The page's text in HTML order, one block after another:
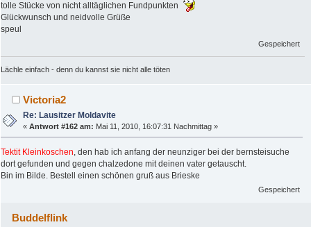
tolle Stücke von nicht alltäglichen Fundpunkten
Glückwunsch und neidvolle Grüße
speul
Gespeichert
Lächle einfach - denn du kannst sie nicht alle töten
Victoria2
Re: Lausitzer Moldavite
«Antwort #162 am: Mai 11, 2010, 16:07:31 Nachmittag »
Tektit Kleinkoschen , den hab ich anfang der neunziger bei der bernsteisuche
dort gefunden und gegen chalzedone mit deinen vater getauscht.
Bin im Bilde. Bestell einen schönen gruß aus Brieske
Gespeichert
Buddelflink